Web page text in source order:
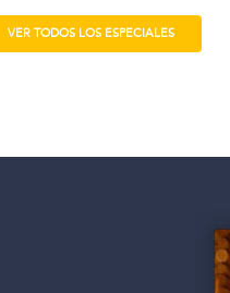
VER TODOS LOS ESPECIALES